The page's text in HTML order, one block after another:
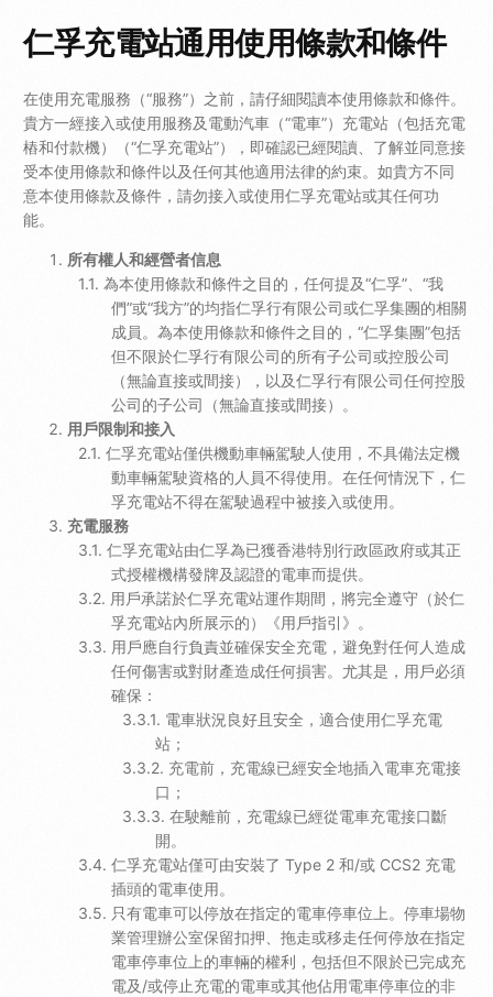
仁孚充電站通用使用條款和條件
在使用充電服務（“服務”）之前，請仔細閱讀本使用條款和條件。
貴方一經接入或使用服務及電動汽車（“電車”）充電站（包括充電
樁和付款機）（“仁孚充電站”），即確認已經閱讀、了解並同意接
受本使用條款和條件以及任何其他適用法律的約束。如貴方不同
意本使用條款及條件，請勿接入或使用仁孚充電站或其任何功
能。
所有權人和經營者信息
為本使用條款和條件之目的，任何提及“仁孚”、“我
們”或“我方”的均指仁孚行有限公司或仁孚集團的相關
成員。為本使用條款和條件之目的，“仁孚集團”包括
但不限於仁孚行有限公司的所有子公司或控股公司
（無論直接或間接），以及仁孚行有限公司任何控股
公司的子公司（無論直接或間接）。
用戶限制和接入
仁孚充電站僅供機動車輛駕駛人使用，不具備法定機
動車輛駕駛資格的人員不得使用。在任何情況下，仁
孚充電站不得在駕駛過程中被接入或使用。
充電服務
仁孚充電站由仁孚為已獲香港特別行政區政府或其正
式授權機構發牌及認證的電車而提供。
用戶承諾於仁孚充電站運作期間，將完全遵守（於仁
孚充電站內所展示的）《用戶指引》。
用戶應自行負責並確保安全充電，避免對任何人造成
任何傷害或對財產造成任何損害。尤其是，用戶必須
確保：
電車狀況良好且安全，適合使用仁孚充電
站；
充電前，充電線已經安全地插入電車充電接
口；
在駛離前，充電線已經從電車充電接口斷
開。
仁孚充電站僅可由安裝了 Type 2 和/或 CCS2 充電
插頭的電車使用。
只有電車可以停放在指定的電車停車位上。停車場物
業管理辦公室保留扣押、拖走或移走任何停放在指定
電車停車位上的車輛的權利，包括但不限於已完成充
電及/或停止充電的電車或其他佔用電車停車位的非